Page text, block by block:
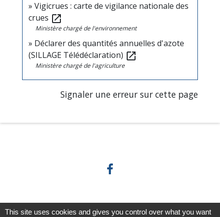
Vigicrues : carte de vigilance nationale des
crues open_in_new
Ministère chargé de l'environnement
Déclarer des quantités annuelles d'azote
(SILLAGE Télédéclaration) open_in_new
Ministère chargé de l'agriculture
Signaler une erreur sur cette page
Horaires/Contacts
This site uses cookies and gives you control over what you want